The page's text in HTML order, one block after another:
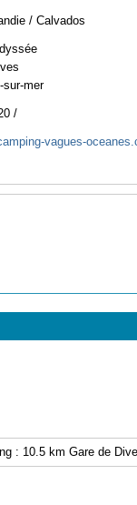
/ Calvados
sur-mer
/
vagues-
: 10.5 km Gare de